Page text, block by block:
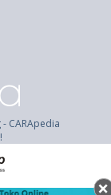
CARApedia